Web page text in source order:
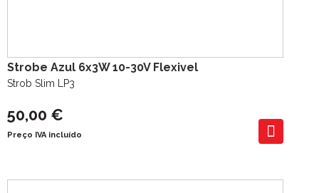
Strobe Azul 6x3W 10-30V Flexivel
Strob Slim LP3
50,00 €
Preço IVA incluído